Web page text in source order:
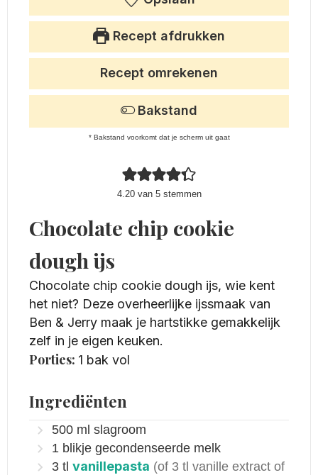
Recept afdrukken
4.20van 5stemmen
Recept omrekenen
Bakstand
* Bakstand voorkomt dat je scherm uit gaat
Chocolate chip cookie
dough ijs
Chocolate chip cookie dough ijs, wie kent
het niet? Deze overheerlijke ijssmaak van
Ben & Jerry maak je hartstikke gemakkelijk
zelf in je eigen keuken.
Porties: 1 bak vol
Ingrediënten
500 ml slagroom
1 b likje gecondenseerde melk
3 t l vanillepasta (of 3 tl vanille extract of